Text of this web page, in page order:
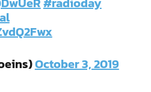
October 3, 2019